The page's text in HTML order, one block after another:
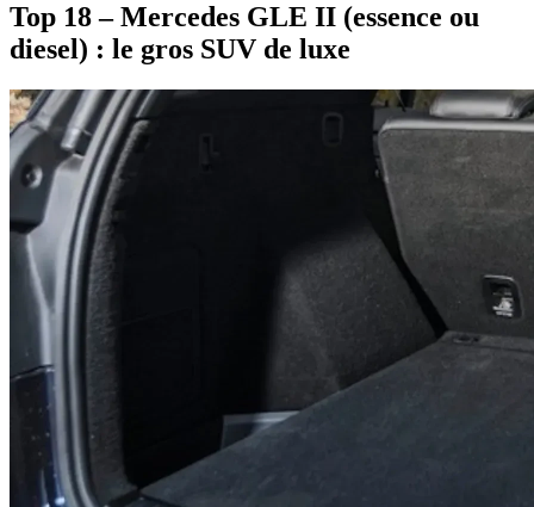
Top 18 – Mercedes GLE II (essence ou
diesel) : le gros SUV de luxe